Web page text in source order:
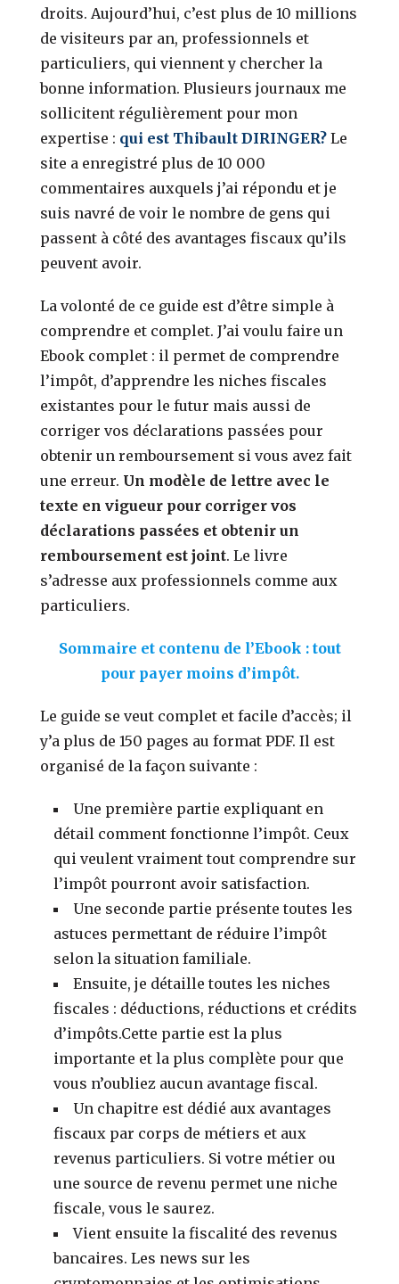
droits. Aujourd’hui, c’est plus de 10 millions
de visiteurs par an, professionnels et
particuliers, qui viennent y chercher la
bonne information. Plusieurs journaux me
sollicitent régulièrement pour mon
expertise : qui est Thibault DIRINGER? Le
site a enregistré plus de 10 000
commentaires auxquels j’ai répondu et je
suis navré de voir le nombre de gens qui
passent à côté des avantages fiscaux qu’ils
peuvent avoir.
La volonté de ce guide est d’être simple à
comprendre et complet. J’ai voulu faire un
Ebook complet : il permet de comprendre
l’impôt, d’apprendre les niches fiscales
existantes pour le futur mais aussi de
corriger vos déclarations passées pour
obtenir un remboursement si vous avez fait
une erreur. Un modèle de lettre avec le
texte en vigueur pour corriger vos
déclarations passées et obtenir un
remboursement est joint. Le livre
s’adresse aux professionnels comme aux
particuliers.
Sommaire et contenu de l’Ebook : tout
pour payer moins d’impôt.
Le guide se veut complet et facile d’accès; il
y’a plus de 150 pages au format PDF. Il est
organisé de la façon suivante :
Une première partie expliquant en
détail comment fonctionne l’impôt. Ceux
qui veulent vraiment tout comprendre sur
l’impôt pourront avoir satisfaction.
Une seconde partie présente toutes les
astuces permettant de réduire l’impôt
selon la situation familiale.
Ensuite, je détaille toutes les niches
fiscales : déductions, réductions et crédits
d’impôts.Cette partie est la plus
importante et la plus complète pour que
vous n’oubliez aucun avantage fiscal.
Un chapitre est dédié aux avantages
fiscaux par corps de métiers et aux
revenus particuliers. Si votre métier ou
une source de revenu permet une niche
fiscale, vous le saurez.
Vient ensuite la fiscalité des revenus
bancaires. Les news sur les